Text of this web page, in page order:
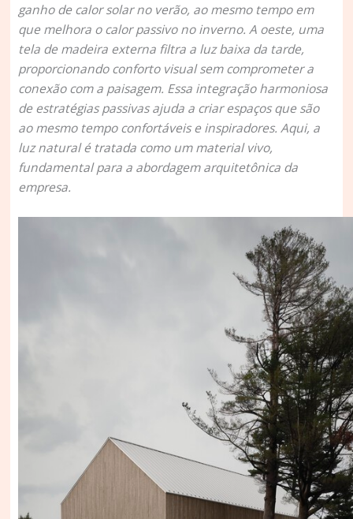
ganho de calor solar no verão, ao mesmo tempo em
que melhora o calor passivo no inverno. A oeste, uma
tela de madeira externa filtra a luz baixa da tarde,
proporcionando conforto visual sem comprometer a
conexão com a paisagem. Essa integração harmoniosa
de estratégias passivas ajuda a criar espaços que são
ao mesmo tempo confortáveis e inspiradores. Aqui, a
luz natural é tratada como um material vivo,
fundamental para a abordagem arquitetônica da
empresa.